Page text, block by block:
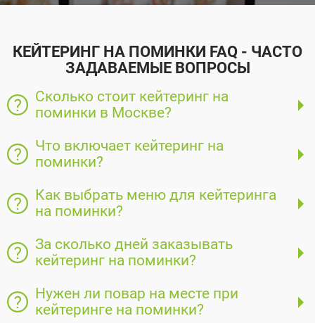
КЕЙТЕРИНГ НА ПОМИНКИ FAQ - ЧАСТО
ЗАДАВАЕМЫЕ ВОПРОСЫ
Сколько стоит кейтеринг на
поминки в Москве?
Что включает кейтеринг на
поминки?
Как выбрать меню для кейтеринга
на поминки?
За сколько дней заказывать
кейтеринг на поминки?
Нужен ли повар на месте при
кейтеринге на поминки?